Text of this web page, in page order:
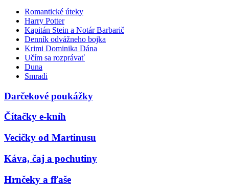
Romantické úteky
Harry Potter
Kapitán Stein a Notár Barbarič
Denník odvážneho bojka
Krimi Dominika Dána
Učím sa rozprávať
Duna
Smradi
Darčekové poukážky
Čítačky e-kníh
Vecičky od Martinusu
Káva, čaj a pochutiny
Hrnčeky a fľaše